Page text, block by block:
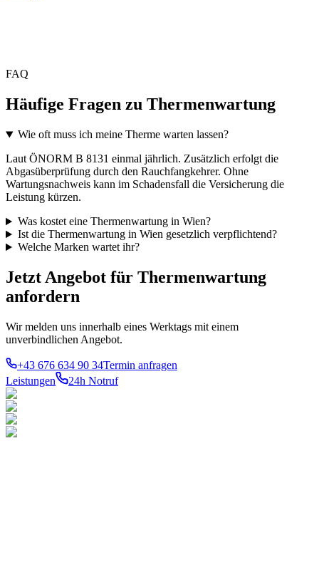
FAQ
Häufige Fragen zu Thermenwartung
Wie oft muss ich meine Therme warten lassen?
Laut ÖNORM B 8131 einmal jährlich. Zusätzlich erfolgt die
Abgasüberprüfung durch den Rauchfangkehrer. Ohne
Wartungsnachweis kann im Schadensfall die Versicherung die
Leistung kürzen.
Was kostet eine Thermenwartung in Wien?
Ist die Thermenwartung in Wien gesetzlich verpflichtend?
Welche Marken wartet ihr?
Jetzt Angebot für Thermenwartung
anfordern
Wir melden uns innerhalb eines Werktags mit einem
unverbindlichen Angebot.
+43 676 634 90 34Termin anfragen
Leistungen
24h Notruf